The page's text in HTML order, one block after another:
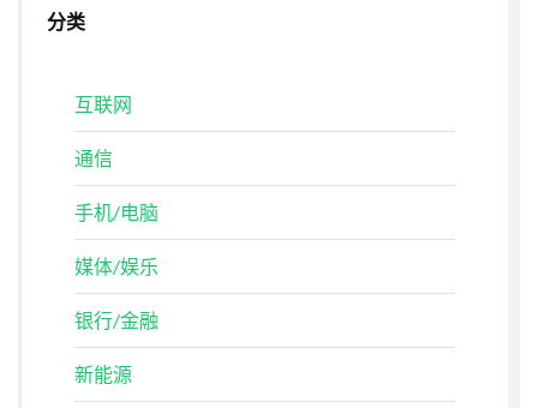
分类
互联网
通信
手机/电脑
媒体/娱乐
银行/金融
新能源